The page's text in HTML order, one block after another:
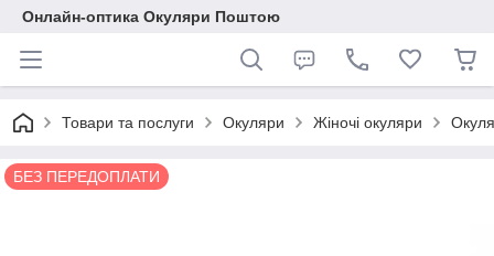
Онлайн-оптика Окуляри Поштою
Товари та послуги Окуляри Жіночі окуляри
БЕЗ ПЕРЕДОПЛАТИ